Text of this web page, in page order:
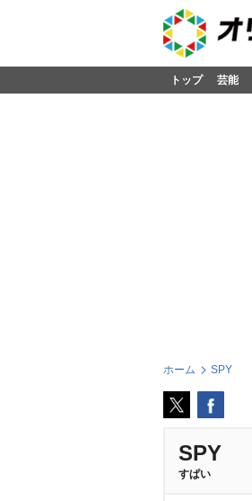
トップ 芸能
ホーム SPY
SPY
すぱい